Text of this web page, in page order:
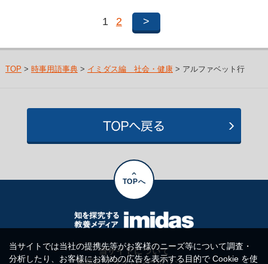
1 2 >
TOP > 時事用語事典> イミダス編 社会・健康> アルファベット行
TOPへ
当サイトについて
当サイトでは当社の提携先等がお客様のニーズ等について調査・
分析したり、お客様にお勧めの広告を表示する目的で Cookie を使